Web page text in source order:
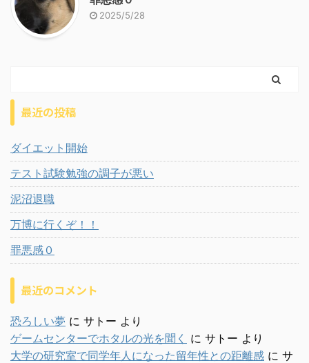
2025/5/28
最近の投稿
ダイエット開始
テスト試験勉強の調子が悪い
泥沼退職
万博に行くぞ！！
罪悪感０
最近のコメント
恐ろしい夢 に サトー より
ゲームセンターでホタルの光を聞く に サトー より
大学の研究室で同学年人になった留年性との距離感 に サ